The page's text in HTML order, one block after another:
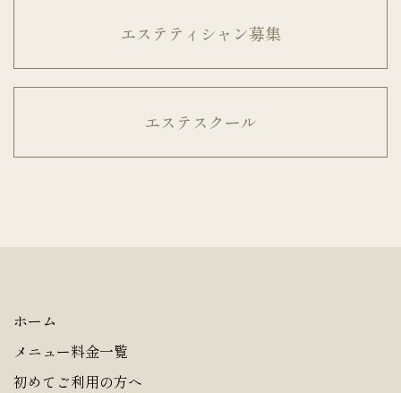
エステティシャン募集
エステスクール
ホーム
メニュー料金一覧
初めてご利用の方へ